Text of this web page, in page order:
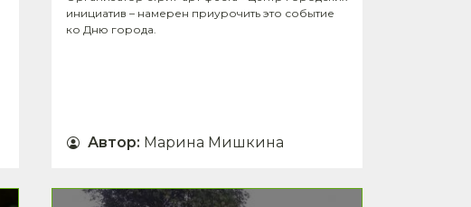
инициатив – намерен приурочить это событие
ко Дню города.
Автор: Марина Мишкина